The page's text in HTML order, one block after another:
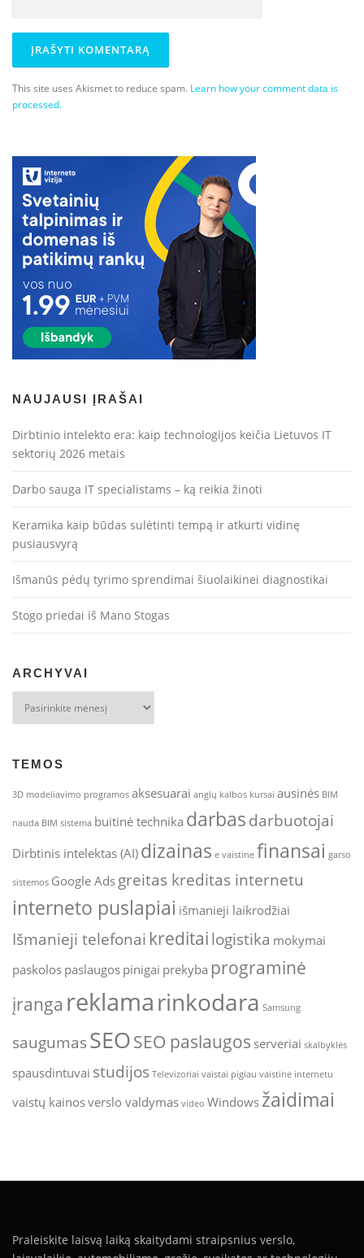
This site uses Akismet to reduce spam. Learn how your comment data is
processed.
NAUJAUSI ĮRAŠAI
Dirbtinio intelekto era: kaip technologijos keičia Lietuvos IT
sektorių 2026 metais
Darbo sauga IT specialistams – ką reikia žinoti
Keramika kaip būdas sulėtinti tempą ir atkurti vidinę
pusiausvyrą
Išmanūs pėdų tyrimo sprendimai šiuolaikinei diagnostikai
Stogo priedai iš Mano Stogas
ARCHYVAI
TEMOS
3D modeliavimo programos aksesuarai anglų kalbos kursai ausinės BIM
nauda BIM sistema buitinė technika darbas darbuotojai
Dirbtinis intelektas (AI)dizainas e vaistine finansai garso
sistemos Google Adsgreitas kreditas internetu
interneto puslapiai išmanieji laikrodžiai
Išmanieji telefonai kreditai logistika mokymai
paskolospaslaugospinigai prekyba programinė
įranga reklamarinkodara Samsung
saugumas SEOSEO paslaugos serveriai skalbyklės
spausdintuvai studijos Televizoriai vaistai pigiau vaistinė internetu
vaistų kainosverslo valdymas video Windowsžaidimai
Praleiskite laisvą laiką skaitydami straipsnius verslo,